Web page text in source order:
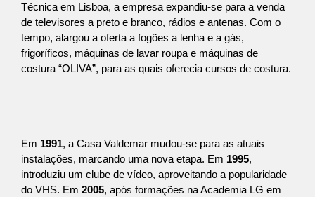
Técnica em Lisboa, a empresa expandiu-se para a venda
de televisores a preto e branco, rádios e antenas. Com o
tempo, alargou a oferta a fogões a lenha e a gás,
frigoríficos, máquinas de lavar roupa e máquinas de
costura “OLIVA”, para as quais oferecia cursos de costura.
Em 1991, a Casa Valdemar mudou-se para as atuais
instalações, marcando uma nova etapa. Em 1995,
introduziu um clube de vídeo, aproveitando a popularidade
do VHS. Em 2005, após formações na Academia LG em